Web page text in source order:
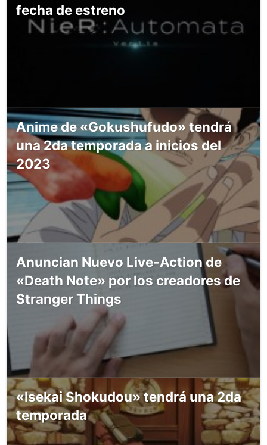
fecha de estreno
Anime de «Gokushufudo» tendrá
una 2da temporada a inicios del
2023
Anuncian Nuevo Live-Action de
«Death Note» por los creadores de
Stranger Things
«Isekai Shokudou» tendrá una 2da
temporada